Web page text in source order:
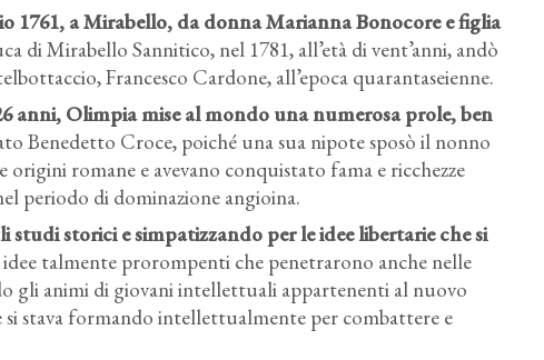
1761, a Mirabello, da donna Marianna Bonocore e figlia
di Mirabello Sannitico, nel 1781, all’età di vent’anni, andò
Francesco Cardone, all’epoca quarantaseienne.
anni, Olimpia mise al mondo una numerosa prole, ben
Benedetto Croce, poiché una sua nipote sposò il nonno
romane e avevano conquistato fama e ricchezze
periodo di dominazione angioina.
storici e simpatizzando per le idee libertarie che si
talmente prorompenti che penetrarono anche nelle
gli animi di giovani intellettuali appartenenti al nuovo
si stava formando intellettualmente per combattere e